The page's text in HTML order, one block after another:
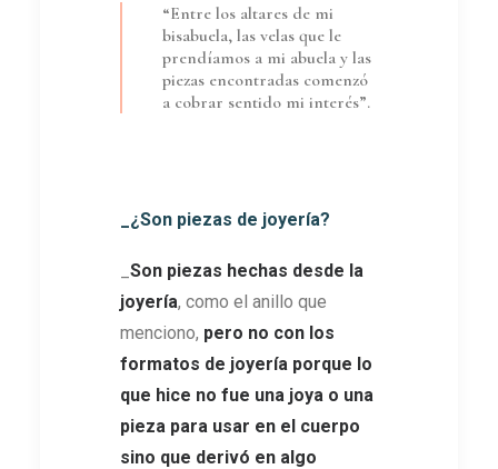
“Entre los altares de mi
bisabuela, las velas que le
prendíamos a mi abuela y las
piezas encontradas comenzó
a cobrar sentido mi interés”.
_¿Son piezas de joyería?
Son piezas hechas desde la
joyería, como el anillo que
menciono, pero no con los
formatos de joyería porque lo
que hice no fue una joya o una
pieza para usar en el cuerpo
sino que derivó en algo